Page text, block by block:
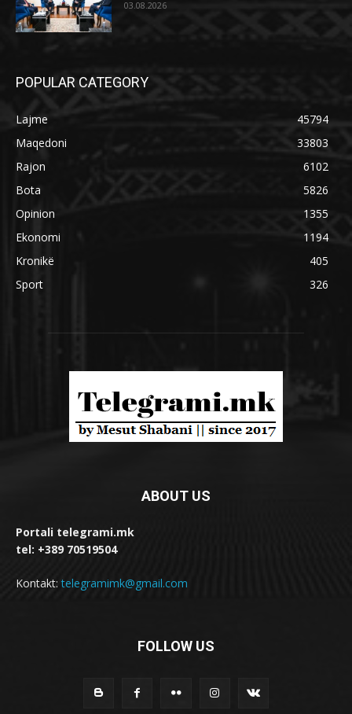
03.08.2026
POPULAR CATEGORY
Lajme
45794
Maqedoni
33803
Rajon
6102
Bota
5826
Opinion
1355
Ekonomi
1194
Kronikë
405
Sport
326
ABOUT US
Portali telegrami.mk
tel: +389 70519504
Kontakt:telegramimk@gmail.com
FOLLOW US